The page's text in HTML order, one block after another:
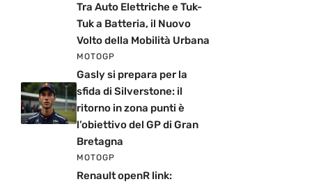
Tra Auto Elettriche e Tuk-
Tuk a Batteria, il Nuovo
Volto della Mobilità Urbana
MOTOGP
Gasly si prepara per la
sfida di Silverstone: il
ritorno in zona punti è
l’obiettivo del GP di Gran
Bretagna
MOTOGP
Renault openR link: